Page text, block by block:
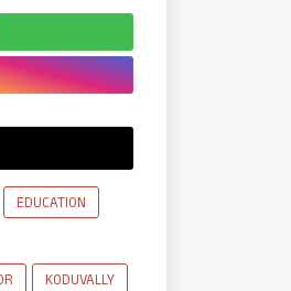
EDUCATION
KODUVALLY